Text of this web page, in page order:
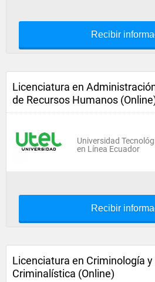
Recibir
Licenciatura en
de Recursos Humanos
Universidad
en Línea Ecuador
Recibir
Licenciatura en Criminología y
Criminalística (Online)